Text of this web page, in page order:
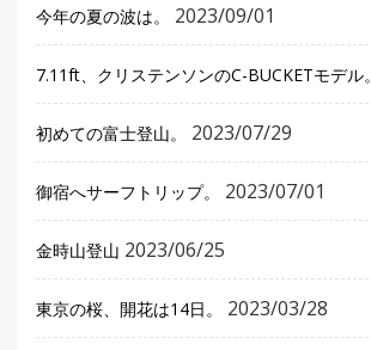
今年の夏の波は。 2023/09/01
7.11ft、クリステンソンのC-BUCKETモデル。
初めての富士登山。 2023/07/29
御宿へサーフトリップ。 2023/07/01
金時山登山 2023/06/25
東京の桜、開花は14日。 2023/03/28